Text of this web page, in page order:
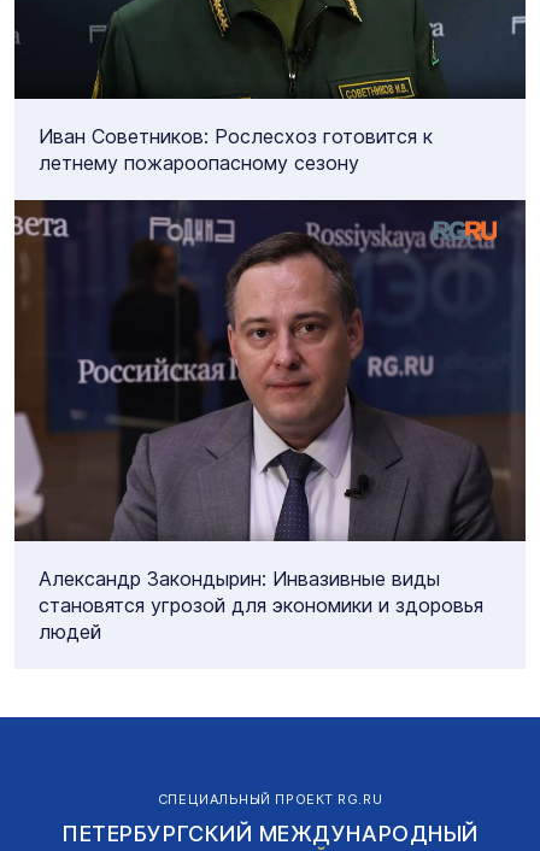
Иван Советников: Рослесхоз готовится к
летнему пожароопасному сезону
Александр Закондырин: Инвазивные виды
становятся угрозой для экономики и здоровья
людей
СПЕЦИАЛЬНЫЙ ПРОЕКТ RG.RU
ПЕТЕРБУРГСКИЙ МЕЖДУНАРОДНЫЙ